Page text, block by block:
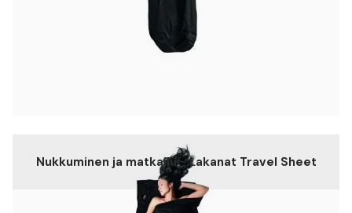
Nukkuminen ja matkailu - Lakanat Travel Sheet